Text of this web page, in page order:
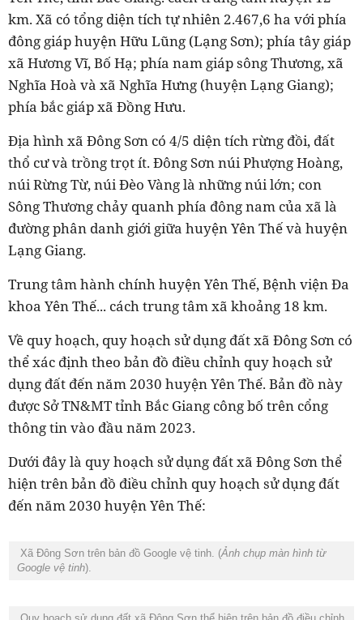
km. Xã có tổng diện tích tự nhiên 2.467,6 ha với phía
đông giáp huyện Hữu Lũng (Lạng Sơn); phía tây giáp
xã Hư­ơng Vĩ, Bố Hạ; phía nam giáp sông Thương, xã
Nghĩa Hoà và xã Nghĩa Hưng (huyện Lạng Giang);
phía bắc giáp xã Đồng Hư­u.
Địa hình xã Đông Sơn có 4/5 diện tích rừng đồi, đất
thổ cư­ và trồng trọt ít. Đông Sơn núi Phư­ợng Hoàng,
núi Rừng Từ, núi Đèo Vàng là những núi lớn; con
Sông Thương chảy quanh phía đông nam của xã là
đư­ờng phân danh giới giữa huyện Yên Thế và huyện
Lạng Giang.
Trung tâm hành chính huyện Yên Thế, Bệnh viện Đa
khoa Yên Thế... cách trung tâm xã khoảng 18 km.
Về quy hoạch, quy hoạch sử dụng đất xã Đông Sơn có
thể xác định theo bản đồ điều chỉnh quy hoạch sử
dụng đất đến năm 2030 huyện Yên Thế. Bản đồ này
được Sở TN&MT tỉnh Bắc Giang công bố trên cổng
thông tin vào đầu năm 2023.
Dưới đây là quy hoạch sử dụng đất xã Đông Sơn thể
hiện trên bản đồ điều chỉnh quy hoạch sử dụng đất
đến năm 2030 huyện Yên Thế:
Xã Đông Sơn trên bản đồ Google vệ tinh. (Ảnh chụp màn hình từ
Google vệ tinh).